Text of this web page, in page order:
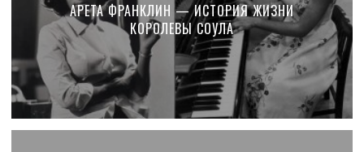
АРЕТА ФРАНКЛИН — ИСТОРИЯ ЖИЗНИ
КОРОЛЕВЫ СОУЛА